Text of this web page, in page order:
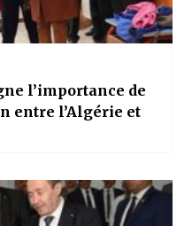
l’importance de
entre l’Algérie et